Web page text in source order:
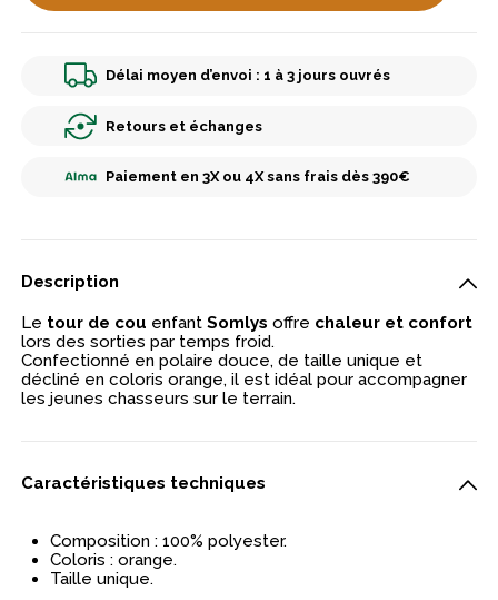
Délai moyen d’envoi : 1 à 3 jours ouvrés
Retours et échanges
Paiement en 3X ou 4X sans frais dès 390€
Description
Le tour de cou enfantSomlys offre chaleur et confort
lors des sorties par temps froid.
Confectionné en polaire douce, de taille unique et
décliné en coloris orange, il est idéal pour accompagner
les jeunes chasseurs sur le terrain.
Caractéristiques techniques
Composition : 100% polyester.
Coloris : orange.
Taille unique.